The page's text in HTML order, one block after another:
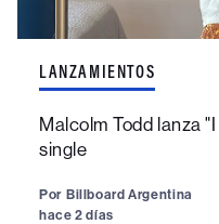
LANZAMIENTOS
Malcolm Todd lanza
single
Por Billboard Argentina
hace 2 días